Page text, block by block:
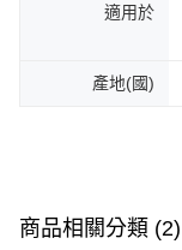
適用於
產地(國)
商品相關分類 (2)